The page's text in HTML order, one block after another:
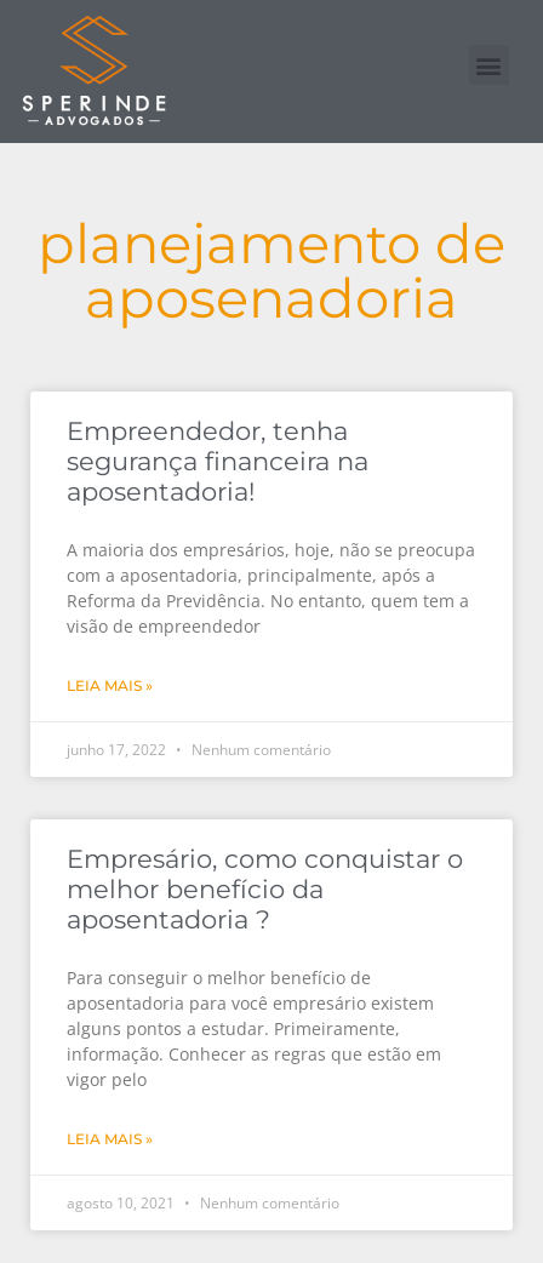
planejamento de
aposenadoria
Empreendedor, tenha
segurança financeira na
aposentadoria!
A maioria dos empresários, hoje, não se preocupa
com a aposentadoria, principalmente, após a
Reforma da Previdência. No entanto, quem tem a
visão de empreendedor
LEIA MAIS »
junho 17, 2022 Nenhum comentário
Empresário, como conquistar o
melhor benefício da
aposentadoria ?
Para conseguir o melhor benefício de
aposentadoria para você empresário existem
alguns pontos a estudar. Primeiramente,
informação. Conhecer as regras que estão em
vigor pelo
LEIA MAIS »
agosto 10, 2021 Nenhum comentário